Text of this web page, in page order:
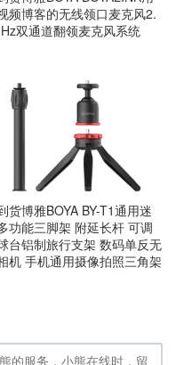
频博客的无线领口麦克风2.
双通道翻领麦克风系统
货博雅BOYA BY-T1通用迷
功能三脚架 附延长杆 可调
台铝制旅行支架 数码单反无
机 手机通用摄像拍照三角架